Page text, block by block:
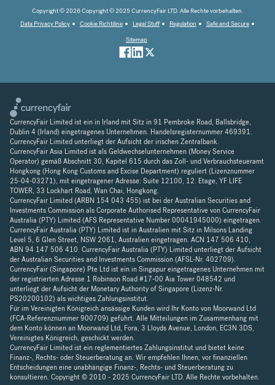
Copyright © 2026 Copyright © 2025 CurrencyFair LTD. Alle Rechte vorbehalten.
Data Privacy Policy
Cookie Richtiline Legal Stuff Regulation
Safe and Secure
Sitemap
CurrencyFair Limited ist ein in Irland mit Sitz in 91 Pembroke Road, Ballsbridge,
Dublin 4 (Irland) eingetragenes Unternehmen. Handelsregisternummer 469391.
CurrencyFair Limited unterliegt der Aufsicht der irischen Zentralbank.
CurrencyFair Asia Limited ist als Geldwechselunternehmen (Money Service
Operator) gemäß Abschnitt 30, Kapitel 615 durch das Zoll- und Verbrauchsteueramt
Hongkong (Hong Kong Customs and Excise Department) reguliert (Lizenznummer
25-04-03271), mit eingetragener Adresse: Suite 12100, 12. Etage, YF LIFE
TOWER, 33 Lockhart Road, Wan Chai, Hongkong.
CurrencyFair Limited (ARBN 154 043 455) ist bei der Australian Securities and
Investments Commission als Corporate Authorised Representative von CurrencyFair
Australia (PTY) Limited (AFS Representative Number 00041945000) eingetragen.
CurrencyFair Australia (PTY) Limited ist in Australien mit Sitz in Milsons Landing
Level 5, 6 Glen Street, NSW 2061, Australien eingetragen. ACN 147 506 410,
ABN 94 147 506 410. CurrencyFair Australia (PTY) Limited unterliegt der Aufsicht
der Australian Securities and Investments Commission (AFSL-Nr. 402709).
CurrencyFair (Singapore) Pte Ltd ist ein in Singapur eingetragenes Unternehmen mit
der registrierten Adresse 1 Robinson Road #17-00 Aia Tower 048542 und
unterliegt der Aufsicht der Monetary Authority of Singapore (Lizenz-Nr.
PS20200102) als wichtiges Zahlungsinstitut.
Für im Vereinigten Königreich ansässige Kunden wird Ihr Konto von Moorwand Ltd
(FCA-Referenznummer 900709) geführt. Alle Mitteilungen im Zusammenhang mit
dem Konto können an Moorwand Ltd, Fora, 3 Lloyds Avenue, London, EC3N 3DS,
Vereinigtes Königreich, geschickt werden.
CurrencyFair Limited ist ein reglementiertes Zahlungsinstitut und bietet keine
Finanz-, Rechts- oder Steuerberatung an. Wir empfehlen Ihnen, vor finanziellen
Entscheidungen eine unabhängige Finanz-, Rechts- und Steuerberatung zu
konsultieren. Copyright © 2010 - 2025 CurrencyFair LTD. Alle Rechte vorbehalten.